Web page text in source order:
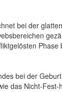
bei der
Phase
bei der
das Nicht-